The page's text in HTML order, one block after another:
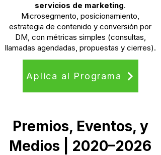
servicios de marketing.
Microsegmento, posicionamiento,
estrategia de contenido y conversión por
DM, con métricas simples (consultas,
llamadas agendadas, propuestas y cierres).
Aplica al Programa
Premios, Eventos, y
Medios | 2020–2026